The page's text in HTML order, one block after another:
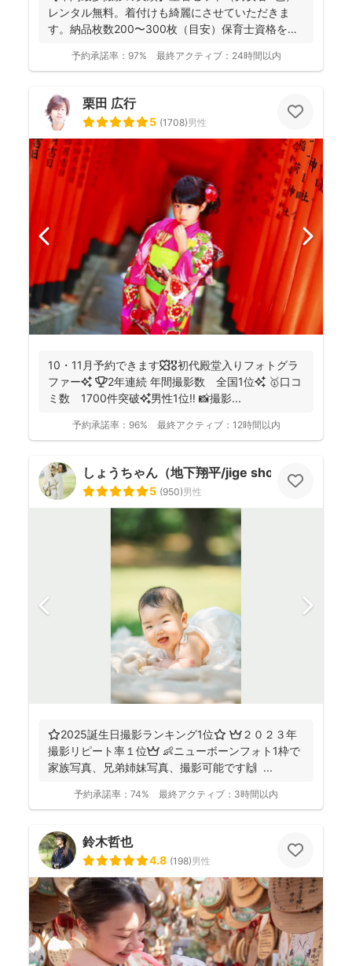
レンタル無料。着付けも綺麗にさせていただきま
す。納品枚数200〜300枚（目安）保育士資格を持
予約承諾率： 97% 最終アクティブ： 24時間以内
栗田 広行
5 (1708)男性
10・11月予約できます🍁🎖初代殿堂入りフォトグラ
ファー✨ 🏆2年連続 年間撮影数 全国1位✨ 🥇口コ
ミ数 1700件突破✨男性1位‼️ 📸撮影...
予約承諾率： 96% 最終アクティブ： 12時間以内
しょうちゃん（地下翔平/jige shohe）
5 (950)男性
⭐️2025誕生日撮影ランキング1位⭐️ 👑２０２３年
撮影リピート率１位👑 👶ニューボーンフォト1枠で
家族写真、兄弟姉妹写真、撮影可能です🙌 ...
予約承諾率： 74% 最終アクティブ： 3時間以内
鈴木哲也
4.8 (198)男性